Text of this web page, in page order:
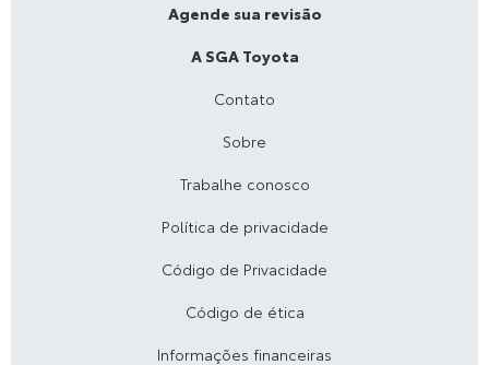
Agende sua revisão
A SGA Toyota
Contato
Sobre
Trabalhe conosco
Política de privacidade
Código de Privacidade
Código de ética
Informações financeiras